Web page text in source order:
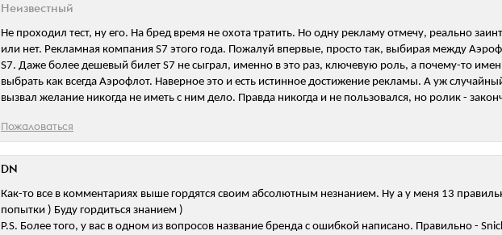
Не проходил тест, ну его. На бред время не охота тратить. Но одну рекламу отмечу, реально
или нет. Рекламная компания S7 этого года. Пожалуй впервые, просто так, выбирая между
S7. Даже более дешевый билет S7 не сыграл, именно в это раз, ключевую роль, а почему-то
выбрать как всегда Аэрофлот. Наверное это и есть истинное достижение рекламы. А уж
вызвал желание никогда не иметь с ним дело. Правда никогда и не пользовался, но ролик -
Неизвестный
Пожаловаться
Как-то все в комментариях выше гордятся своим абсолютным незнанием. Ну а у меня 13
попытки ) Буду гордиться знанием )
P.S. Более того, у вас в одном из вопросов название бренда с ошибкой написано. Правильно -
DN